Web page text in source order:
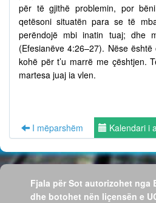
për të gjithë problemin, por
qetësoni situatën para se të
perëndojë mbi inatin tuaj; dhe
(Efesianëve 4:26–27). Nëse
kohë për t’u marrë me çështjen.
martesa juaj ia vlen.
I mëparshëm Kalendari i
Fjala për Sot autorizohet nga
dhe botohet nën liçensën e